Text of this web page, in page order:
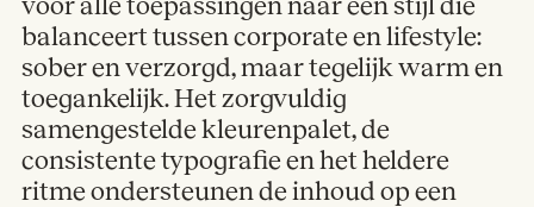
balanceert tussen corporate en lifestyle:
sober en verzorgd, maar tegelijk warm en
toegankelijk. Het zorgvuldig
samengestelde kleurenpalet, de
consistente typografie en het heldere
ritme ondersteunen de inhoud op een